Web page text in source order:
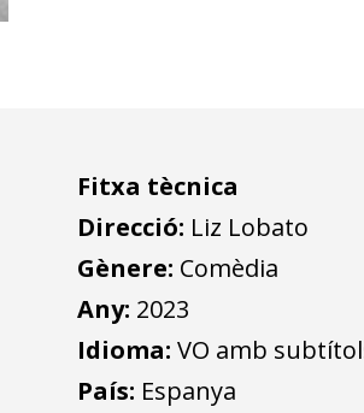
Fitxa tècnica
Direcció: Liz Lobato
Gènere: Comèdia
Any: 2023
Idioma: VO amb
País: Espanya